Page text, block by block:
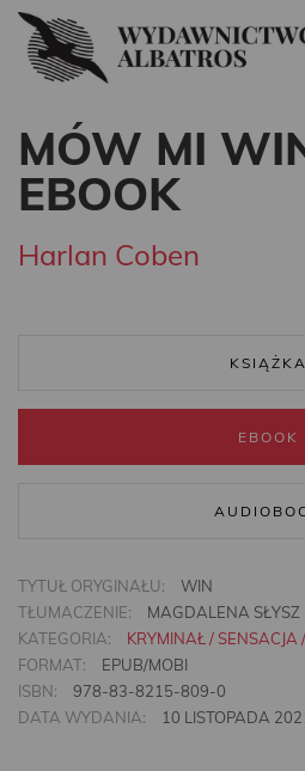
MÓW MI
EBOOK
Harlan Coben
KSIĄŻKA
EBOOK
TYTUŁ ORYGINAŁU:
WIN
TŁUMACZENIE:
MAGDALENA SŁYSZ
KATEGORIA:
KRYMINAŁ / SENSACJA
FORMAT:
EPUB/MOBI
ISBN:
978-83-8215-809-0
DATA WYDANIA:
10 LISTOPADA